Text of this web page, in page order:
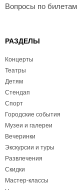
Вопросы по билетам
РАЗДЕЛЫ
Концерты
Театры
Детям
Стендап
Спорт
Городские события
Музеи и галереи
Вечеринки
Экскурсии и туры
Развлечения
Скидки
Мастер-классы